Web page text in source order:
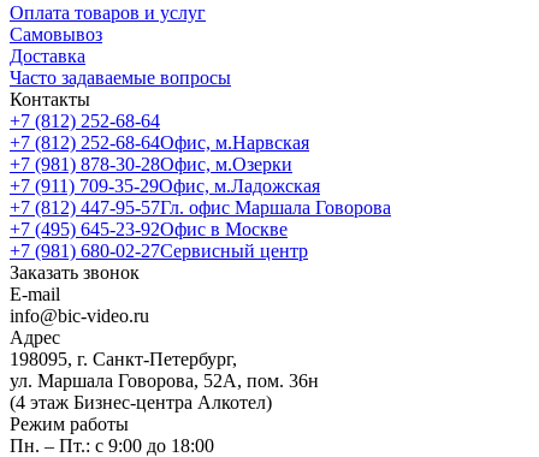
Оплата товаров и услуг
Самовывоз
Доставка
Часто задаваемые вопросы
Контакты
+7 (812) 252-68-64
+7 (812) 252-68-64Офис, м.Нарвская
+7 (981) 878-30-28Офис, м.Озерки
+7 (911) 709-35-29Офис, м.Ладожская
+7 (812) 447-95-57Гл. офис Маршала Говорова
+7 (495) 645-23-92Офис в Москве
+7 (981) 680-02-27Сервисный центр
Заказать звонок
E-mail
info@bic-video.ru
Адрес
198095, г. Санкт-Петербург,
ул. Маршала Говорова, 52А, пом. 36н
(4 этаж Бизнес-центра Алкотел)
Режим работы
Пн. – Пт.: с 9:00 до 18:00